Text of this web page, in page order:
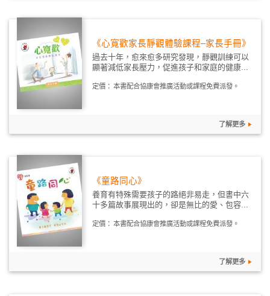
《心寬歡家長靜觀體驗課程–家長手冊》
過去十年，愈來愈多研究發現，靜觀訓練可以
顯著減低家長壓力，促進孩子和家庭的健康...
定價： 本書配合協康會推廣活動或課程免費派發。
了解更多
《童路同心》
養育有特殊需要孩子的路絕非易走，但書中六
十多篇故事展現出的，卻是無比的愛、包容...
定價： 本書配合協康會推廣活動或課程免費派發。
了解更多